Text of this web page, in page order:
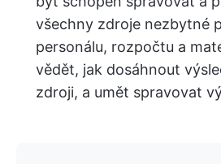
všechny zdroje nezbytné
personálu, rozpočtu a
vědět, jak dosáhnout
zdroji, a umět spravovat